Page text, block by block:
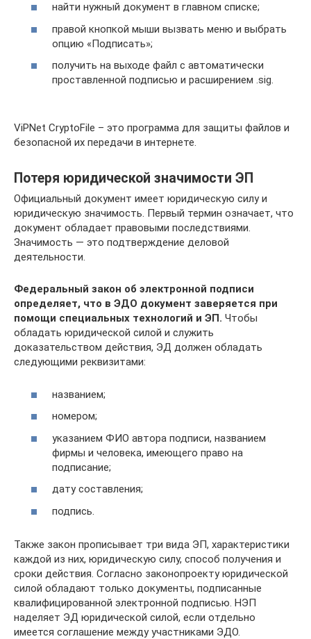
найти нужный документ в главном списке;
правой кнопкой мыши вызвать меню и выбрать
опцию «Подписать»;
получить на выходе файл с автоматически
проставленной подписью и расширением .sig.
ViPNet CryptoFile – это программа для защиты файлов и
безопасной их передачи в интернете.
Потеря юридической значимости ЭП
Официальный документ имеет юридическую силу и
юридическую значимость. Первый термин означает, что
документ обладает правовыми последствиями.
Значимость — это подтверждение деловой
деятельности.
Федеральный закон об электронной подписи
определяет, что в ЭДО документ заверяется при
помощи специальных технологий и ЭП. Чтобы
обладать юридической силой и служить
доказательством действия, ЭД должен обладать
следующими реквизитами:
названием;
номером;
указанием ФИО автора подписи, названием
фирмы и человека, имеющего право на
подписание;
дату составления;
подпись.
Также закон прописывает три вида ЭП, характеристики
каждой из них, юридическую силу, способ получения и
сроки действия. Согласно законопроекту юридической
силой обладают только документы, подписанные
квалифицированной электронной подписью. НЭП
наделяет ЭД юридической силой, если отдельно
имеется соглашение между участниками ЭДО.